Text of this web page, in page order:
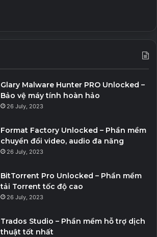
Glary Malware Hunter PRO Unlocked –
Bảo vệ máy tính hoàn hảo
26 July, 2023
Format Factory Unlocked – Phần mềm
chuyển đổi video, audio đa năng
26 July, 2023
BitTorrent Pro Unlocked – Phần mềm
tải Torrent tốc độ cao
26 July, 2023
Trados Studio – Phần mềm hỗ trợ dịch
thuật tốt nhất